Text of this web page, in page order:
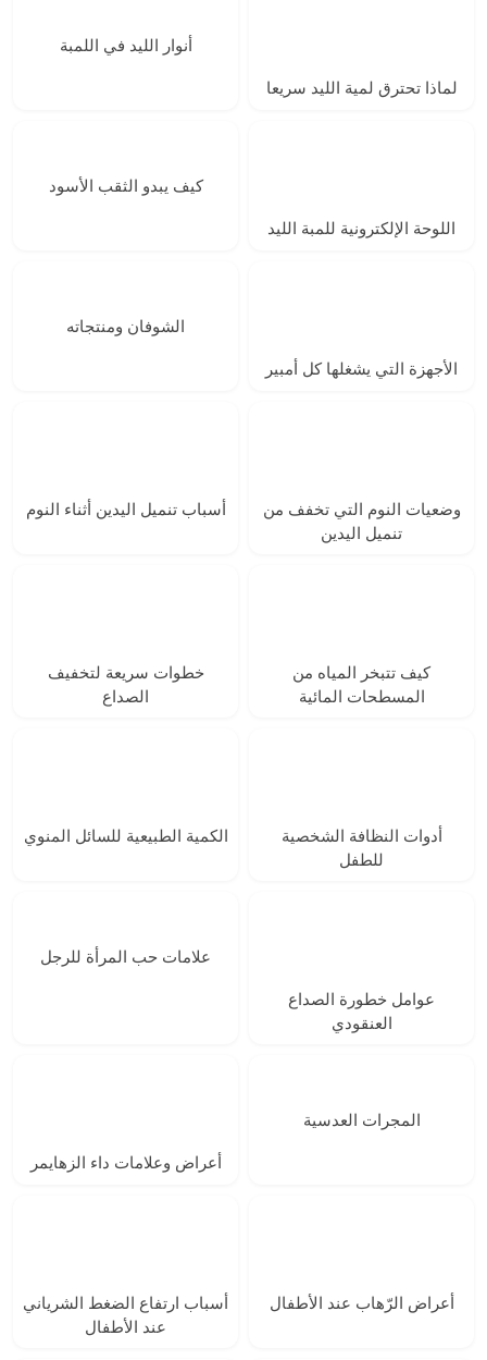
لماذا تحترق لمية الليد سريعا
أنوار الليد في اللمبة
اللوحة الإلكترونية للمبة الليد
كيف يبدو الثقب الأسود
الأجهزة التي يشغلها كل أمبير
الشوفان ومنتجاته
وضعيات النوم التي تخفف من
تنميل اليدين
أسباب تنميل اليدين أثناء النوم
كيف تتبخر المياه من
المسطحات المائية
خطوات سريعة لتخفيف
الصداع
أدوات النظافة الشخصية
للطفل
الكمية الطبيعية للسائل المنوي
عوامل خطورة الصداع
العنقودي
علامات حب المرأة للرجل
المجرات العدسية
أعراض وعلامات داء الزهايمر
أعراض الرّهاب عند الأطفال
أسباب ارتفاع الضغط الشرياني
عند الأطفال